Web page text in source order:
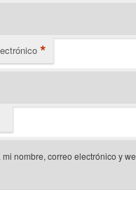
*
mi nombre, correo electrónico y